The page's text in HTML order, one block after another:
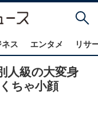
ス エンタメ リサ
人級の大変身
ちゃ小顔